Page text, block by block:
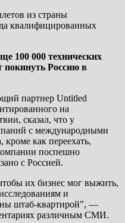
из страны
квалифицированных
100 000 технических
покинуть Россию в
партнер Untitled
на
сказал, что у
с международными
как переехать,
поспешно
с Россией.
их бизнес мог выжить,
и
штаб-квартирой”, —
различным СМИ.